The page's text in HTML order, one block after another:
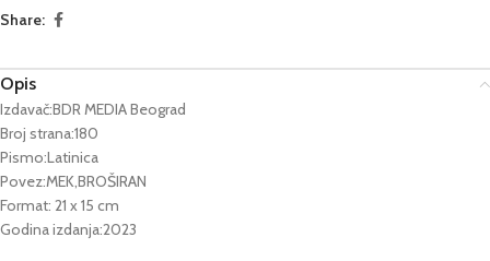
Share:
Opis
Izdavač:BDR MEDIA Beograd
Broj strana:180
Pismo:Latinica
Povez:MEK,BROŠIRAN
Format: 21 x 15 cm
Godina izdanja:2023